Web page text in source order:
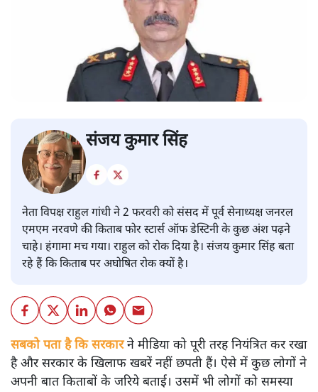
संजय कुमार सिंह
नेता विपक्ष राहुल गांधी ने 2 फरवरी को संसद में पूर्व सेनाध्यक्ष जनरल
एमएम नरवणे की किताब फोर स्टार्स ऑफ डेस्टिनी के कुछ अंश पढ़ने
चाहे। हंगामा मच गया। राहुल को रोक दिया है। संजय कुमार सिंह बता
रहे हैं कि किताब पर अघोषित रोक क्यों है।
सबको पता है कि सरकारने मीडिया को पूरी तरह नियंत्रित कर रखा
है और सरकार के खिलाफ खबरें नहीं छपती हैं। ऐसे में कुछ लोगों ने
अपनी बात किताबों के जरिये बताई। उसमें भी लोगों को समस्या